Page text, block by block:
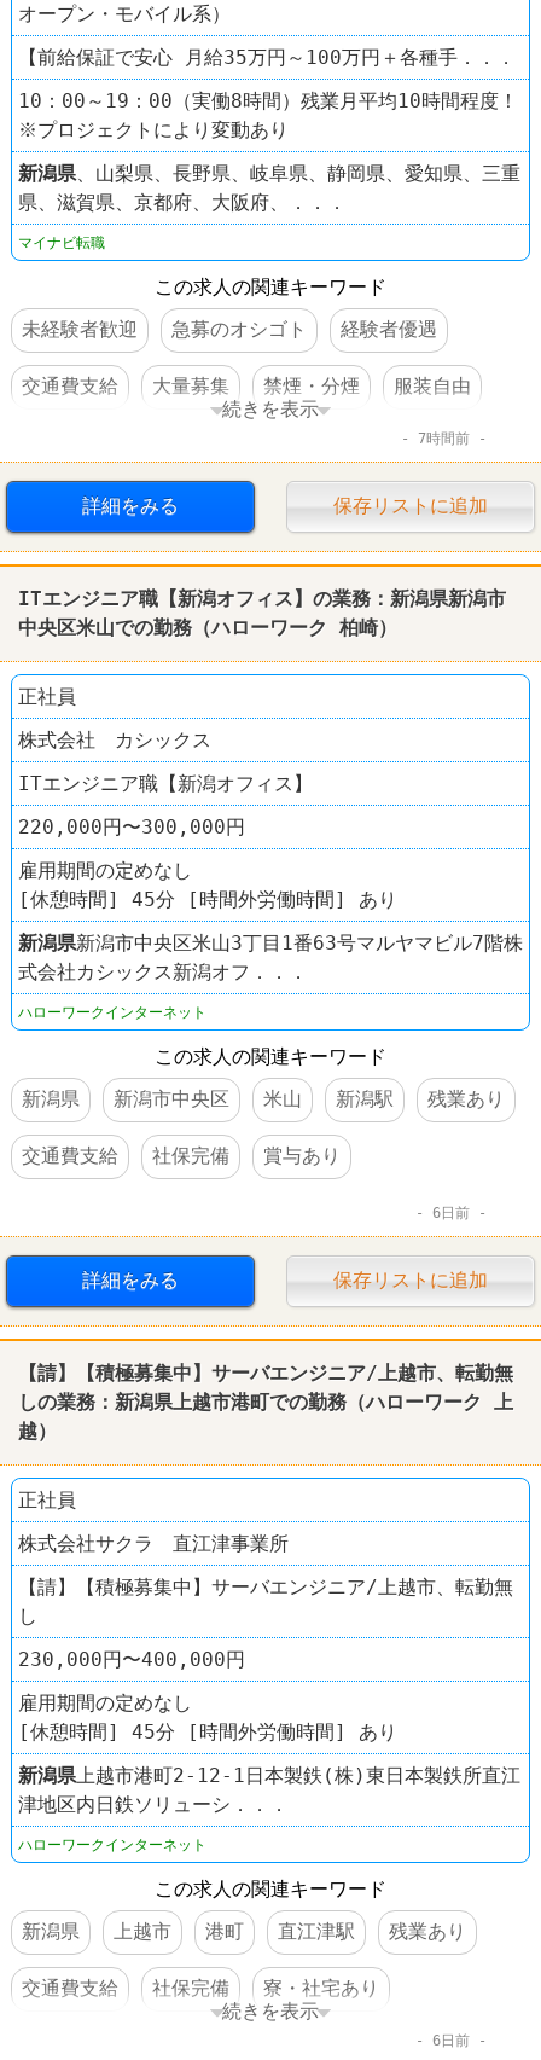
オープン・モバイル系）
【前給保証で安心 月給35万円～100万円＋各種手．．．
10：00～19：00（実働8時間）残業月平均10時間程度！
※プロジェクトにより変動あり
新潟県 、山梨県、長野県、岐阜県、静岡県、愛知県、三重
県、滋賀県、京都府、大阪府、．．．
マイナビ転職
この求人の関連キーワード
未経験者歓迎
急募のオシゴト 経験者優遇
交通費支給 大量募集 禁煙・分煙 服装自由
第二新卒歓迎
女性活躍 完全週休2日制 転勤なし
続きを表示
7時間前
詳細をみる 保存リストに追加
ITエンジニア職【新潟オフィス】の業務：新潟県新潟市
中央区米山での勤務（ハローワーク 柏崎）
正社員
株式会社 カシックス
ITエンジニア職【新潟オフィス】
220,000円〜300,000円
雇用期間の定めなし
[休憩時間] 45分 [時間外労働時間] あり
新潟県新潟市中央区米山3丁目1番63号マルヤマビル7階株
式会社カシックス新潟オフ．．．
ハローワークインターネット
この求人の関連キーワード
新潟県
新潟市中央区 米山 新潟駅 残業あり
交通費支給 社保完備 賞与あり
6日前
詳細をみる 保存リストに追加
【請】【積極募集中】サーバエンジニア/上越市、転勤無
しの業務：新潟県上越市港町での勤務（ハローワーク 上
越）
正社員
株式会社サクラ 直江津事業所
【請】【積極募集中】サーバエンジニア/上越市、転勤無
し
230,000円〜400,000円
雇用期間の定めなし
[休憩時間] 45分 [時間外労働時間] あり
新潟県 上越市港町2-12-1日本製鉄(株)東日本製鉄所直江
津地区内日鉄ソリューシ．．．
ハローワークインターネット
この求人の関連キーワード
新潟県
上越市 港町 直江津駅 残業あり
交通費支給 社保完備 寮・社宅あり
賞与あり
続きを表示
6日前